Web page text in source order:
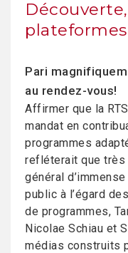
plateformes
Pari
au rendez-vous!
Affirmer que la
mandat en
programmes
refléterait que
général
public à l’égard
de programmes,
Nicolae Schiau et
médias construits